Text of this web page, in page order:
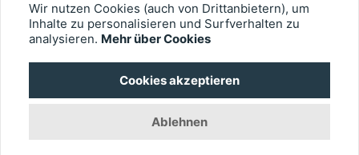
Kontakt
© 2026 EYEFOX UG (haftungsbeschränkt)
Wir nutzen Cookies (auch von Drittanbietern), um
Inhalte zu personalisieren und Surfverhalten zu
analysieren. Mehr über Cookies
Cookies akzeptieren
Ablehnen